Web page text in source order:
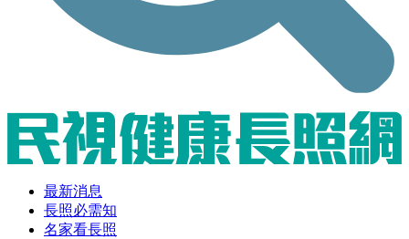
最新消息
長照必需知
名家看長照